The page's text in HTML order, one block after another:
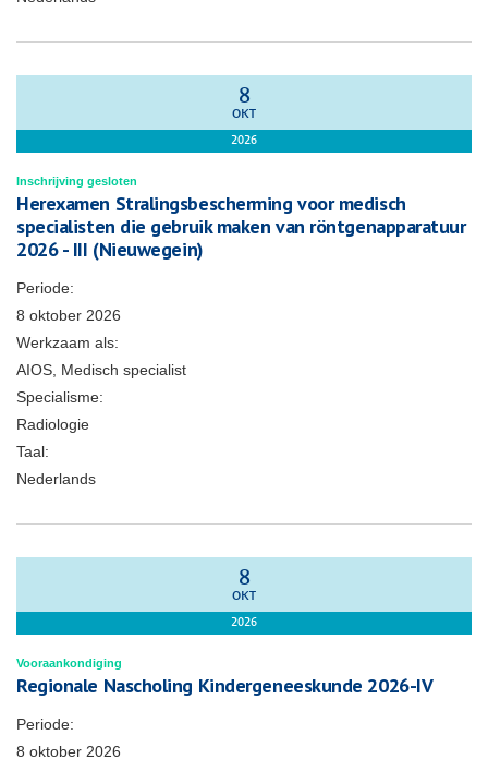
8
OKT
2026
Inschrijving gesloten
Herexamen Stralingsbescherming voor medisch
specialisten die gebruik maken van röntgenapparatuur
2026 - III (Nieuwegein)
Periode:
8 oktober 2026
Werkzaam als:
AIOS, Medisch specialist
Specialisme:
Radiologie
Taal:
Nederlands
8
OKT
2026
Vooraankondiging
Regionale Nascholing Kindergeneeskunde 2026-IV
Periode:
8 oktober 2026